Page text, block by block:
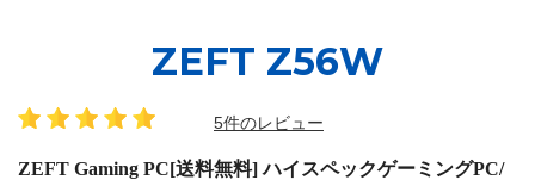
ZEFT Z56W
5件のレビュー
ZEFT Gaming PC[送料無料] ハイスペックゲーミングPC/